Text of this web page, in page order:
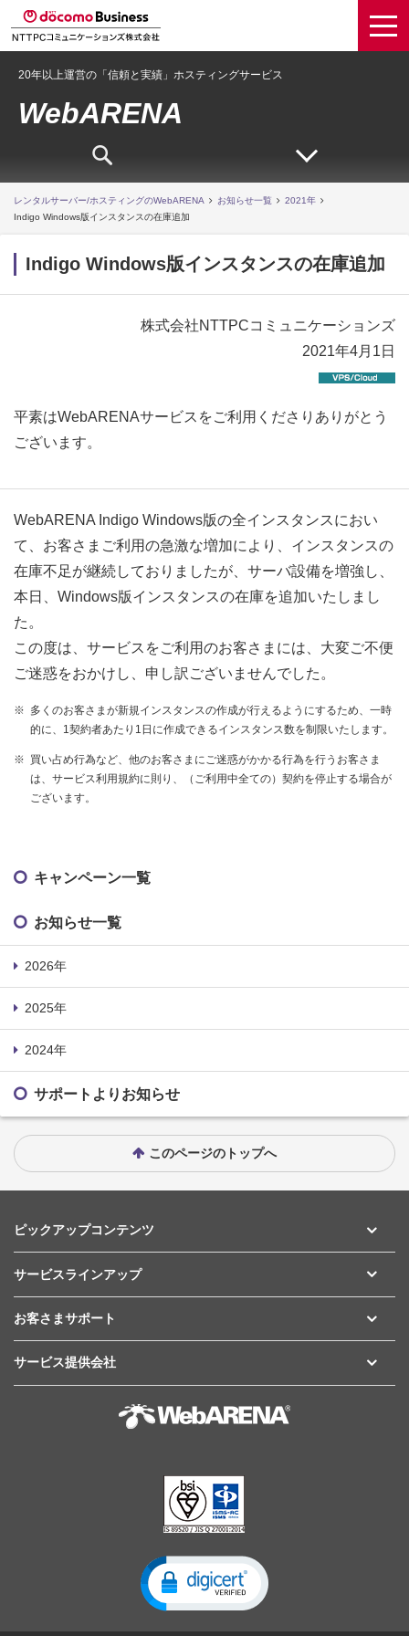
20年以上運営の「信頼と実績」ホスティングサービス
WebARENA
レンタルサーバー/ホスティングのWebARENA お知らせ一覧
2021年
Indigo Windows版インスタンスの在庫追加
Indigo Windows版インスタンスの在庫追加
株式会社NTTPCコミュニケーションズ
2021年4月1日
平素はWebARENAサービスをご利用くださりありがとう
ございます。
WebARENA Indigo Windows版の全インスタンスにおい
て、お客さまご利用の急激な増加により、インスタンスの
在庫不足が継続しておりましたが、サーバ設備を増強し、
本日、Windows版インスタンスの在庫を追加いたしまし
た。
この度は、サービスをご利用のお客さまには、大変ご不便
ご迷惑をおかけし、申し訳ございませんでした。
※ 多くのお客さまが新規インスタンスの作成が行えるようにするため、一時
的に、1契約者あたり1日に作成できるインスタンス数を制限いたします。
※ 買い占め行為など、他のお客さまにご迷惑がかかる行為を行うお客さま
は、サービス利用規約に則り、（ご利用中全ての）契約を停止する場合が
ございます。
キャンペーン一覧
お知らせ一覧
2026年
2025年
2024年
サポートよりお知らせ
このページのトップへ
ピックアップコンテンツ
サービスラインアップ
お客さまサポート
サービス提供会社